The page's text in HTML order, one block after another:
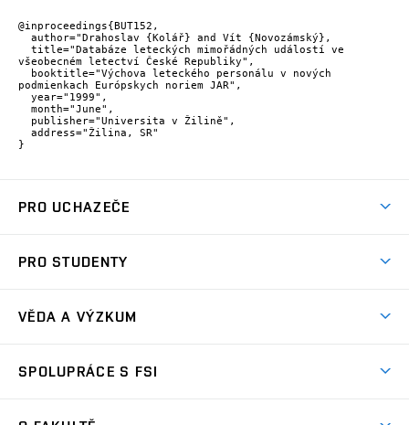
@inproceedings{BUT152,
všeobecném letectví České Republiky",
podmienkach Európskych noriem JAR",
}
PRO UCHAZEČE
Ambasadoři studia
Zápisy
PRO STUDENTY
Studijní předpisy
VĚDA A VÝZKUM
Oblasti výzkumu
SPOLUPRÁCE S FSI